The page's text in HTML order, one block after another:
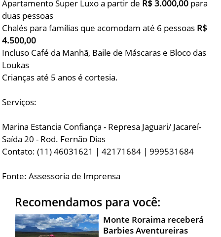
Apartamento Super Luxo a partir de R$ 3.000,00 para
duas pessoas
Chalés para famílias que acomodam até 6 pessoas R$
4.500,00
Incluso Café da Manhã, Baile de Máscaras e Bloco das
Loukas
Crianças até 5 anos é cortesia.
Serviços:
Marina Estancia Confiança - Represa Jaguari/ Jacareí-
Saída 20 - Rod. Fernão Dias
Contato: (11) 46031621 | 42171684 | 999531684
Fonte: Assessoria de Imprensa
Recomendamos para você:
Monte Roraima receberá
Barbies Aventureiras